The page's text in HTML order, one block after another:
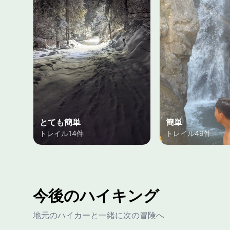
とても簡単
トレイル14件
簡単
トレイル49件
今後のハイキング
地元のハイカーと一緒に次の冒険へ